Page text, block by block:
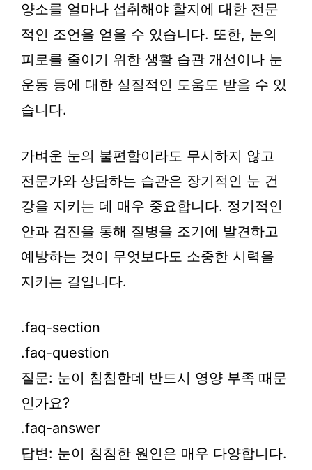
양소를 얼마나 섭취해야 할지에 대한 전문
적인 조언을 얻을 수 있습니다. 또한, 눈의
피로를 줄이기 위한 생활 습관 개선이나 눈
운동 등에 대한 실질적인 도움도 받을 수 있
습니다.
가벼운 눈의 불편함이라도 무시하지 않고
전문가와 상담하는 습관은 장기적인 눈 건
강을 지키는 데 매우 중요합니다. 정기적인
안과 검진을 통해 질병을 조기에 발견하고
예방하는 것이 무엇보다도 소중한 시력을
지키는 길입니다.
.faq-section
.faq-question
질문: 눈이 침침한데 반드시 영양 부족 때문
인가요?
.faq-answer
답변: 눈이 침침한 원인은 매우 다양합니다.